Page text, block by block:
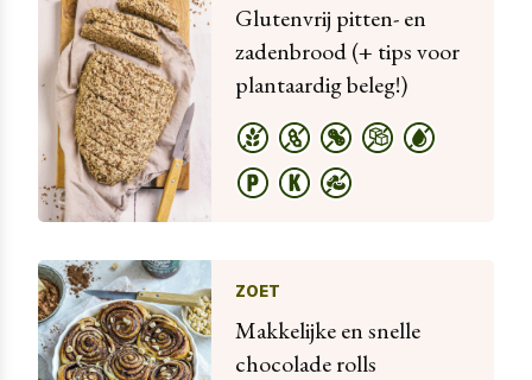
Glutenvrij pitten- en
zadenbrood (+ tips voor
plantaardig beleg!)
ZOET
Makkelijke en snelle
chocolade rolls